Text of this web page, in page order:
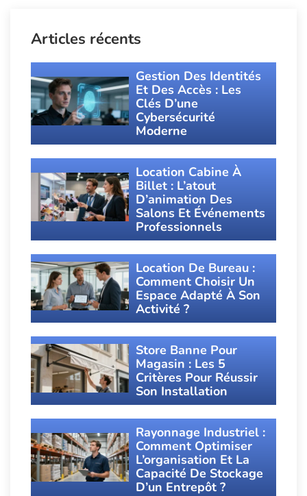
Articles récents
Gestion Des Identités
Et Des Accès : Les
Clés D’une
Cybersécurité
Moderne
Location Cabine À
Billet : L’atout
D’animation Des
Salons Et Événements
Professionnels
Location De Bureau :
Comment Choisir Un
Espace Adapté À Son
Activité ?
Store Banne Pour
Magasin : Les 5
Critères Pour Réussir
Son Installation
Rayonnage Industriel :
Comment Optimiser
L’organisation Et La
Capacité De Stockage
D’un Entrepôt ?